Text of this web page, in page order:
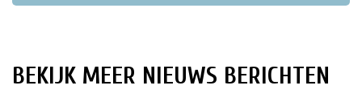
BEKIJK MEER NIEUWS BERICHTEN